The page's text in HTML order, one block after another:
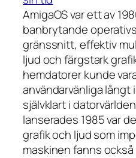
AmigaOS var ett av
banbrytande
gränssnitt, effektiv
ljud och färgstark
hemdatorer kunde
användarvänliga
självklart i
lanserades 1985 var
grafik och ljud som
maskinen fanns